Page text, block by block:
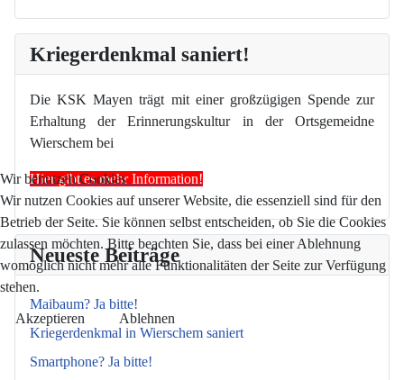
Kriegerdenkmal saniert!
Die KSK Mayen trägt mit einer großzügigen Spende zur
Erhaltung der Erinnerungskultur in der Ortsgemeidne
Wierschem bei
Hier gibt es mehr Information!
Neueste Beiträge
Maibaum? Ja bitte!
Kriegerdenkmal in Wierschem saniert
Smartphone? Ja bitte!
Wir benutzen Cookies
Wir nutzen Cookies auf unserer Website, die essenziell sind für den
Betrieb der Seite. Sie können selbst entscheiden, ob Sie die Cookies
zulassen möchten. Bitte beachten Sie, dass bei einer Ablehnung
womöglich nicht mehr alle Funktionalitäten der Seite zur Verfügung
stehen.
Akzeptieren Ablehnen